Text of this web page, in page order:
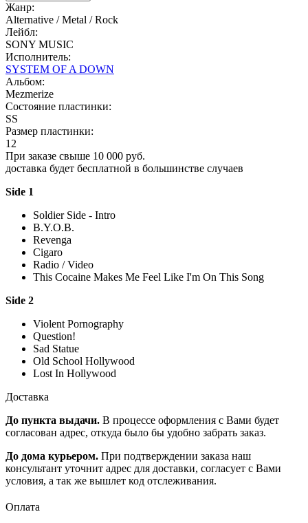
Жанр:
Alternative / Metal / Rock
Лейбл:
SONY MUSIC
Исполнитель:
SYSTEM OF A DOWN
Альбом:
Mezmerize
Состояние пластинки:
SS
Размер пластинки:
12
При заказе свыше 10 000 руб.
доставка будет бесплатной в большинстве случаев
Side 1
Soldier Side - Intro
B.Y.O.B.
Revenga
Cigaro
Radio / Video
This Cocaine Makes Me Feel Like I'm On This Song
Side 2
Violent Pornography
Question!
Sad Statue
Old School Hollywood
Lost In Hollywood
Доставка
До пункта выдачи. В процессе оформления с Вами будет
согласован адрес, откуда было бы удобно забрать заказ.
До дома курьером. При подтверждении заказа наш
консультант уточнит адрес для доставки, согласует с Вами
условия, а так же вышлет код отслеживания.
Оплата